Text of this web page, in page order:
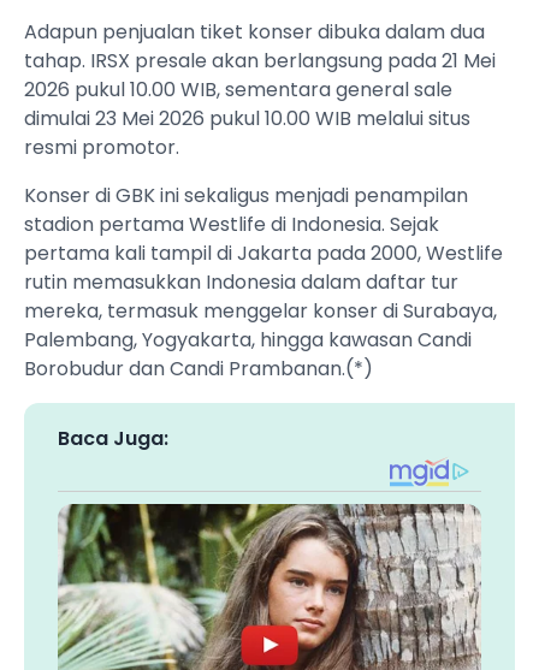
Adapun penjualan tiket konser dibuka dalam dua
tahap. IRSX presale akan berlangsung pada 21 Mei
2026 pukul 10.00 WIB, sementara general sale
dimulai 23 Mei 2026 pukul 10.00 WIB melalui situs
resmi promotor.
Konser di GBK ini sekaligus menjadi penampilan
stadion pertama Westlife di Indonesia. Sejak
pertama kali tampil di Jakarta pada 2000, Westlife
rutin memasukkan Indonesia dalam daftar tur
mereka, termasuk menggelar konser di Surabaya,
Palembang, Yogyakarta, hingga kawasan Candi
Borobudur dan Candi Prambanan.(*)
Baca Juga: